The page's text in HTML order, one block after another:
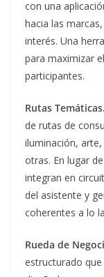
con una
hacia las
interés. Una
para maximizar
participantes.
Rutas Temáticas.
de rutas de
iluminación,
otras. En lugar
integran en
del asistente y
coherentes a lo
Rueda de
estructurado